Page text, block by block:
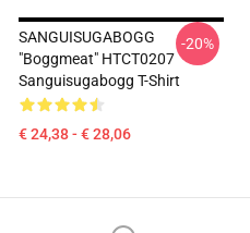
SANGUISUGABOGG
"Boggmeat" HTCT0207
Sanguisugabogg T-Shirt
€ 24,38 - € 28,06
-20%